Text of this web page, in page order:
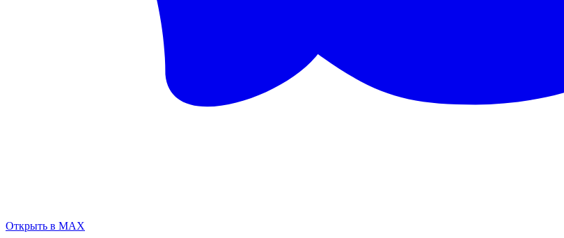
Открыть в MAX